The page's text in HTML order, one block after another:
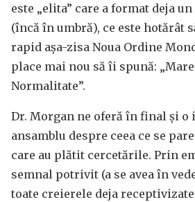
este „elita” care a format deja
(încă în umbră), ce este hotărât
rapid așa-zisa Noua Ordine
place mai nou să îi spună:
Normalitate”.
Dr. Morgan ne oferă în final și o
ansamblu despre ceea ce se
care au plătit cercetările. Prin
semnal potrivit (a se avea în
toate creierele deja